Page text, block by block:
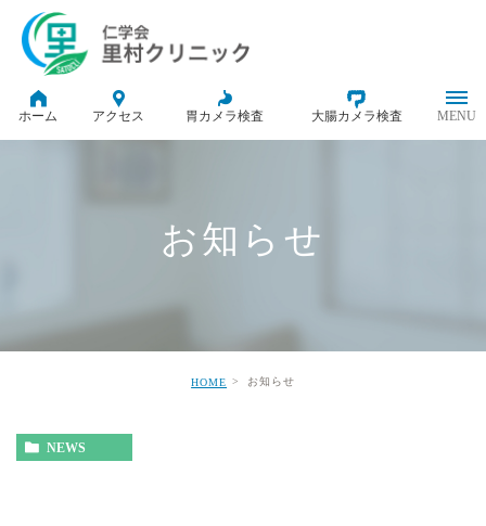
ホーム アクセス 胃カメラ検査 大腸カメラ検査
お知らせ
HOME お知らせ
NEWS